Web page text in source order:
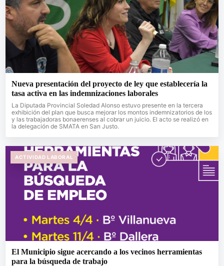
Nueva presentación del proyecto de ley que establecería la
tasa activa en las indemnizaciones laborales
La Diputada Provincial Soledad Alonso estuvo presente en la tercera
exhibición del plan que busca mejorar los montos indemnizatorios de los
y las trabajadoras bonaerenses al cobrar un juicio. El acto se realizó en
la delegación de SMATA en San Justo.
ACTIVIDAD LABORAL
El Municipio sigue acercando a los vecinos herramientas
para la búsqueda de trabajo